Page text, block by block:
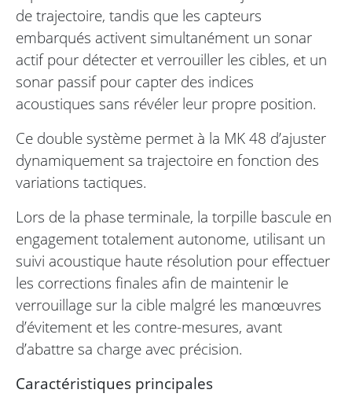
de trajectoire, tandis que les capteurs
embarqués activent simultanément un sonar
actif pour détecter et verrouiller les cibles, et un
sonar passif pour capter des indices
acoustiques sans révéler leur propre position.
Ce double système permet à la MK 48 d’ajuster
dynamiquement sa trajectoire en fonction des
variations tactiques.
Lors de la phase terminale, la torpille bascule en
engagement totalement autonome, utilisant un
suivi acoustique haute résolution pour effectuer
les corrections finales afin de maintenir le
verrouillage sur la cible malgré les manœuvres
d’évitement et les contre-mesures, avant
d’abattre sa charge avec précision.
Caractéristiques principales